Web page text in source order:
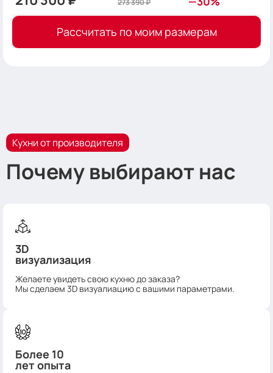
273 390₽
Рассчитать по моим размерам
Кухни от производителя
Почему выбирают нас
3D
визуализация
Желаете увидеть свою кухню до заказа?
Мы сделаем 3D визуалиацию с вашими параметрами.
Более 10
лет опыта